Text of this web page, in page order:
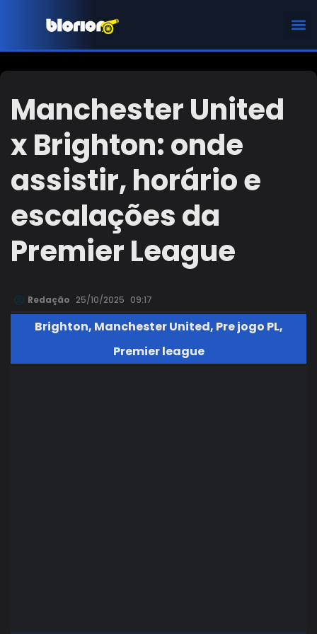
Manchester United
x Brighton: onde
assistir, horário e
escalações da
Premier League
Redação 25/10/2025 09:17
Brighton, Manchester United, Pre jogo PL,
Premier league